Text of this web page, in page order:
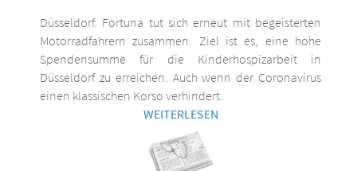
Düsseldorf. Fortuna tut sich erneut mit begeisterten
Motorradfahrern zusammen. Ziel ist es, eine hohe
Spendensumme für die Kinderhospizarbeit in
Düsseldorf zu erreichen. Auch wenn der Coronavirus
einen klassischen Korso verhindert.
WEITERLESEN